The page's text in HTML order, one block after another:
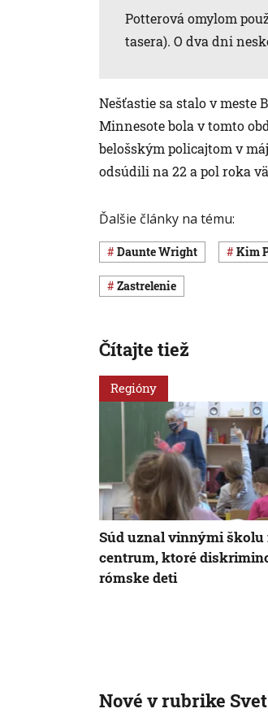
Potterová omylom
tasera). O dva dni
Nešťastie sa stalo v meste
Minnesote bola v tomto
belošským policajtom v
odsúdili na 22 a pol roka
Ďalšie články na tému:
Daunte Wright Kim
zastrelenie
Čítajte tiež
Regióny
Súd uznal vinnými školu
centrum, ktoré
rómske deti
Nové v rubrike Svet